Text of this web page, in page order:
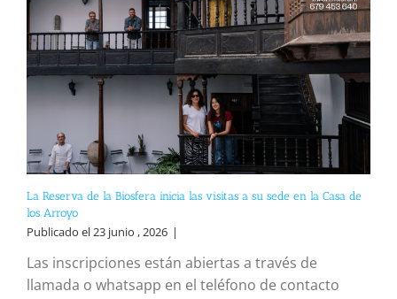
La Reserva de la Biosfera inicia las visitas a su sede en la Casa de
los Arroyo
Publicado el 23 junio , 2026 |
Las inscripciones están abiertas a través de
llamada o whatsapp en el teléfono de contacto